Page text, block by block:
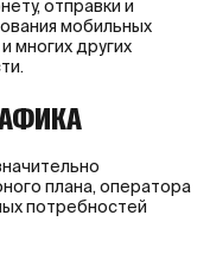
отправки и
мобильных
многих других
плана, оператора
потребностей